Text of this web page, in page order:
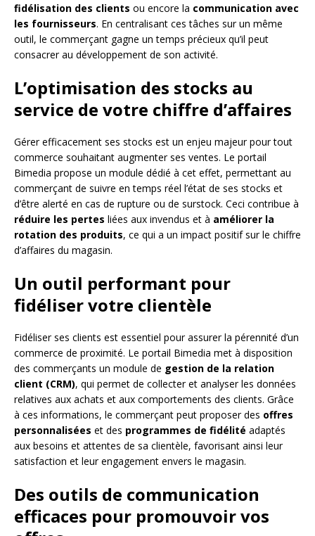
fidélisation des clients ou encore la communication avec
les fournisseurs. En centralisant ces tâches sur un même
outil, le commerçant gagne un temps précieux qu’il peut
consacrer au développement de son activité.
L’optimisation des stocks au
service de votre chiffre d’affaires
Gérer efficacement ses stocks est un enjeu majeur pour tout
commerce souhaitant augmenter ses ventes. Le portail
Bimedia propose un module dédié à cet effet, permettant au
commerçant de suivre en temps réel l’état de ses stocks et
d’être alerté en cas de rupture ou de surstock. Ceci contribue à
réduire les pertes liées aux invendus et à améliorer la
rotation des produits, ce qui a un impact positif sur le chiffre
d’affaires du magasin.
Un outil performant pour
fidéliser votre clientèle
Fidéliser ses clients est essentiel pour assurer la pérennité d’un
commerce de proximité. Le portail Bimedia met à disposition
des commerçants un module de gestion de la relation
client (CRM), qui permet de collecter et analyser les données
relatives aux achats et aux comportements des clients. Grâce
à ces informations, le commerçant peut proposer des offres
personnalisées et des programmes de fidélité adaptés
aux besoins et attentes de sa clientèle, favorisant ainsi leur
satisfaction et leur engagement envers le magasin.
Des outils de communication
efficaces pour promouvoir vos